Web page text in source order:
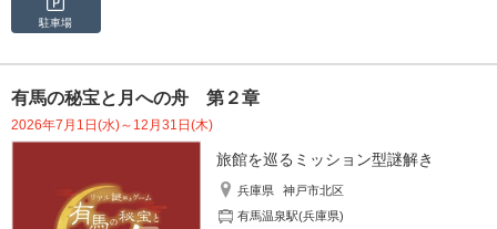
駐車場
有馬の秘宝と月への舟 第２章
2026年7月1日(水)～12月31日(木)
旅館を巡るミッション型謎解き
兵庫県
神戸市北区
有馬温泉駅(兵庫県)